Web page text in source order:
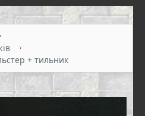
+ тильник